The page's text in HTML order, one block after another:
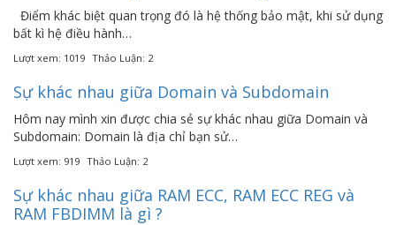
Điểm khác biệt quan trọng đó là hệ thống bảo mật, khi sử dụng
bất kì hệ điều hành…
Lượt xem: 1019 Thảo Luận: 2
Sự khác nhau giữa Domain và Subdomain
Hôm nay mình xin được chia sẻ sự khác nhau giữa Domain và
Subdomain: Domain là địa chỉ bạn sử…
Lượt xem: 919 Thảo Luận: 2
Sự khác nhau giữa RAM ECC, RAM ECC REG và
RAM FBDIMM là gì ?